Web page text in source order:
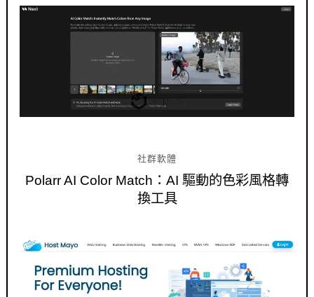
社群軟體
Polarr AI Color Match：AI 驅動的色彩風格轉
換工具